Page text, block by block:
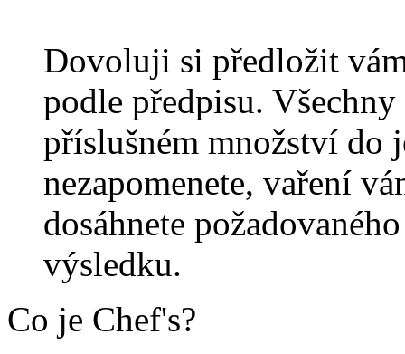
Dovoluji si předložit
podle předpisu.
příslušném množství do
nezapomenete, vaření
dosáhnete
výsledku.
Co je Chef's?